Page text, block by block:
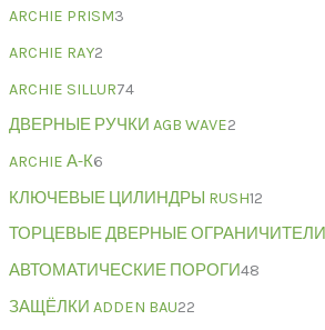
ARCHIE PRISM3
ARCHIE RAY2
ARCHIE SILLUR74
ДВЕРНЫЕ РУЧКИ AGB WAVE2
ARCHIE А-К6
КЛЮЧЕВЫЕ ЦИЛИНДРЫ RUSH12
ТОРЦЕВЫЕ ДВЕРНЫЕ ОГРАНИЧИТЕЛИ
АВТОМАТИЧЕСКИЕ ПОРОГИ48
ЗАЩЁЛКИ ADDEN BAU22